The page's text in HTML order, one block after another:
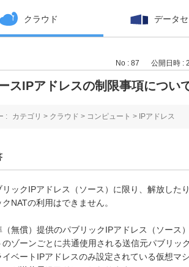
クラウド データ
No : 87 公開日時 :
スIPアドレスの制限事項につい
: カテゴリ > クラウド > コンピュート > IPアドレス
リックIPアドレス（ソース）に限り、解放した
クNATの利用はできません。
（無償）提供のパブリックIPアドレス（ソース
のゾーンごとに共通使用される送信元パブリッ
イベートIPアドレスのみ設定されている仮想マ